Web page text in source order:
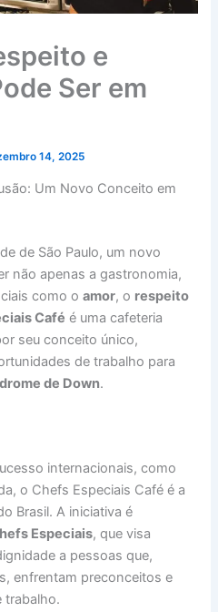
e
Ser em
14, 2025
Um Novo Conceito em
de São Paulo, um novo
não apenas a gastronomia,
como oamor, o respeito
Café é uma cafeteria
seu conceito único,
de trabalho para
de Down.
internacionais, como
o Chefs Especiais Café é a
Brasil. A iniciativa é
Especiais, que visa
a pessoas que,
enfrentam preconceitos e
trabalho.